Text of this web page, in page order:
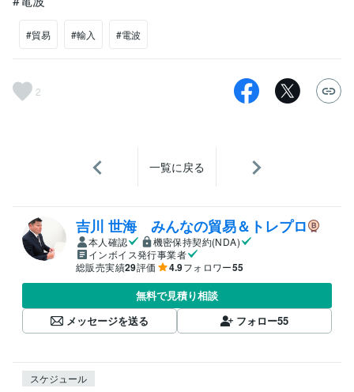
#貿易 #輸入 #電波
2
一覧に戻る
吉川 世海 みんなの貿易＆トレプロ
本人確認
機密保持契約(NDA)
インボイス発行事業者
総販売実績29評価 4.9フォロワー55
無料で見積り相談
メッセージを送る
フォロー55
スケジュール